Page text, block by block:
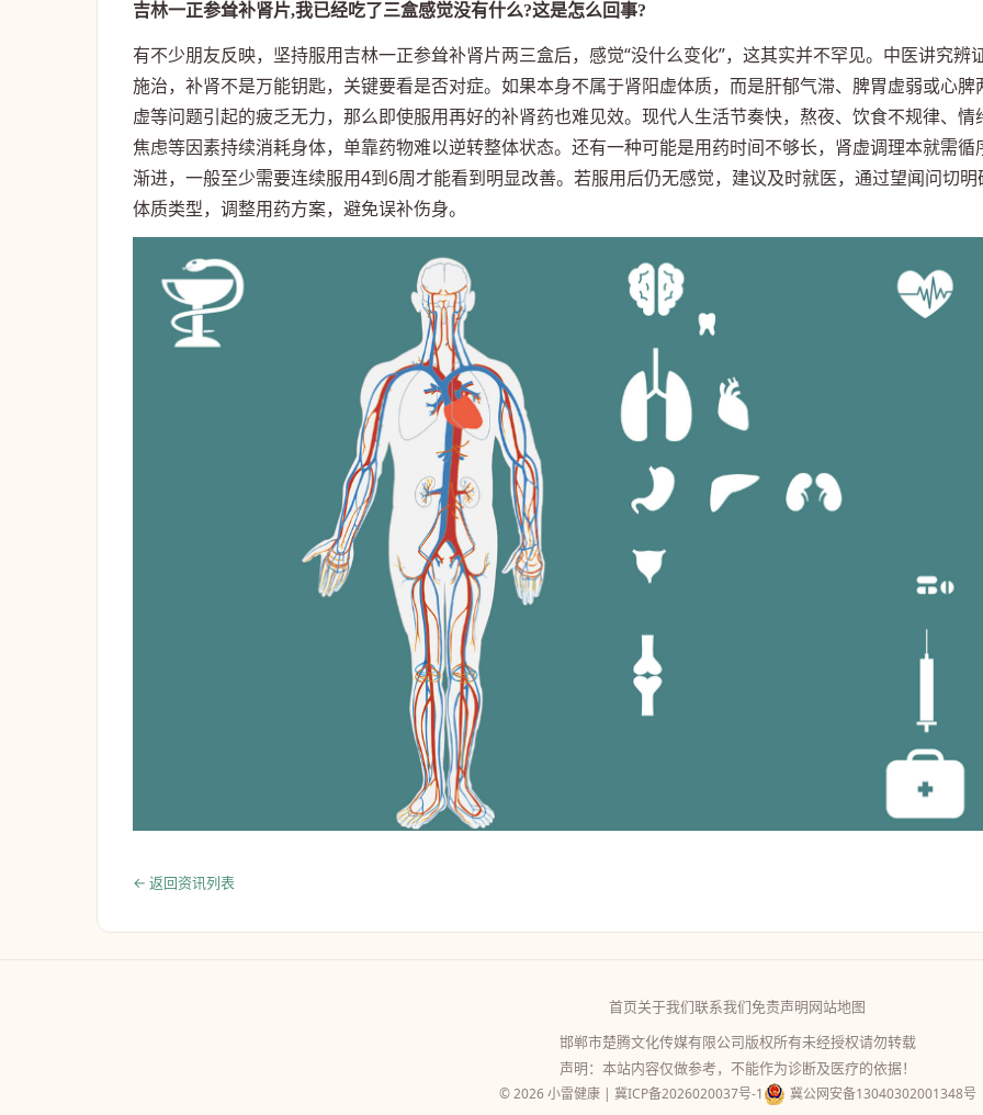
吉林一正参耸补肾片,我已经吃了三盒感觉没有什么?这是怎么回事?
有不少朋友反映，坚持服用吉林一正参耸补肾片两三盒后，感觉“没什么变化”，这其实并不罕见。中医讲究辨
施治，补肾不是万能钥匙，关键要看是否对症。如果本身不属于肾阳虚体质，而是肝郁气滞、脾胃虚弱或心脾
虚等问题引起的疲乏无力，那么即使服用再好的补肾药也难见效。现代人生活节奏快，熬夜、饮食不规律、情
焦虑等因素持续消耗身体，单靠药物难以逆转整体状态。还有一种可能是用药时间不够长，肾虚调理本就需循
渐进，一般至少需要连续服用4到6周才能看到明显改善。若服用后仍无感觉，建议及时就医，通过望闻问切明
体质类型，调整用药方案，避免误补伤身。
← 返回资讯列表
首页关于我们联系我们免责声明网站地图
邯郸市楚腾文化传媒有限公司版权所有未经授权请勿转载
声明：本站内容仅做参考，不能作为诊断及医疗的依据！
© 2026 小雷健康 | 冀ICP备2026020037号-1 冀公网安备13040302001348号